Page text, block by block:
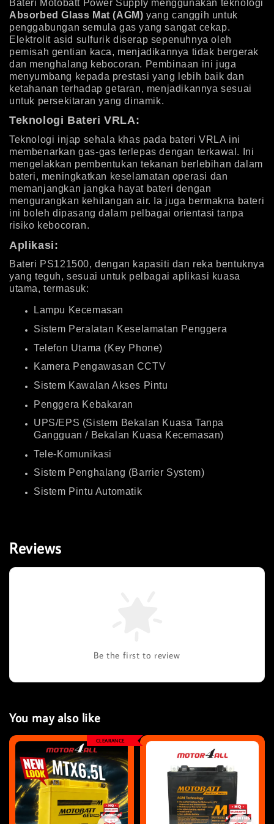
Bateri Motobatt Power Supply menggunakan teknologi
Absorbed Glass Mat (AGM) yang canggih untuk
penggabungan semula gas yang sangat cekap.
Elektrolit asid sulfurik diserap sepenuhnya oleh
pemisah gentian kaca, menjadikannya tidak bergerak
dan menghalang kebocoran. Pembinaan ini juga
menyumbang kepada prestasi yang lebih baik dan
ketahanan terhadap getaran, menjadikannya sesuai
untuk persekitaran yang dinamik.
Teknologi Bateri VRLA:
Teknologi injap sehala khas pada bateri VRLA ini
membenarkan gas-gas terlepas dengan terkawal. Ini
mengelakkan pembentukan tekanan berlebihan dalam
bateri, meningkatkan keselamatan operasi dan
memanjangkan jangka hayat bateri dengan
mengurangkan kehilangan air. Ia juga bermakna bateri
ini boleh dipasang dalam pelbagai orientasi tanpa
risiko kebocoran.
Aplikasi:
Bateri PS121500, dengan kapasiti dan reka bentuknya
yang teguh, sesuai untuk pelbagai aplikasi kuasa
utama, termasuk:
Lampu Kecemasan
Sistem Peralatan Keselamatan Penggera
Telefon Utama (Key Phone)
Kamera Pengawasan CCTV
Sistem Kawalan Akses Pintu
Penggera Kebakaran
UPS/EPS (Sistem Bekalan Kuasa Tanpa
Gangguan / Bekalan Kuasa Kecemasan)
Tele-Komunikasi
Sistem Penghalang (Barrier System)
Sistem Pintu Automatik
Reviews
Be the first to review
You may also like
CLEARANCE